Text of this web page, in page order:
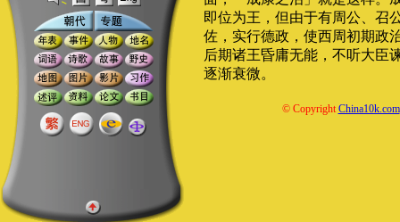
即位为王，但由于有周公、召
佐，实行德政，使西周初期政
后期诸王昏庸无能，不听大臣
逐渐衰微。
© CopyrightChina10k.com